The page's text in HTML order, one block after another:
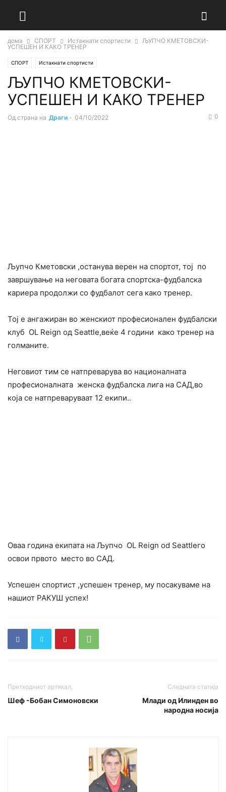
дома СПОРТ Истакнати спортисти
ЉУПЧО КМЕТОВСКИ-
УСПЕШЕН И КАКО ТРЕНЕР
СПОРТ Истакнати спортисти
ЉУПЧО КМЕТОВСКИ-
УСПЕШЕН И КАКО ТРЕНЕР
Од страна на Драги - 04/10/2022 0
Љупчо Кметовски ,останува верен на спортот, тој по
завршување на неговата богата спортска-фудбалска
кариера продолжи со фудбалот сега како тренер.
Тој е ангажиран во женскиот професионален фудбалски
клуб OL Reign од Seattle,веќе 4 години како тренер на
голманите.
Неговиот тим се натпреварува во националната
професионалната женска фудбалска лига на САД,во
која се натпреваруваат 12 екипи..
Оваа година екипата на Љупчо OL Reign od Seattleго
освои првото место во САД.
Успешен спортист ,успешен тренер, му посакуваме на
нашиот РАКУШ успех!
Претходниот артикал,
Шеф -Бобан Симоновски
Следната статија
Млади од Илинден во
народна носија